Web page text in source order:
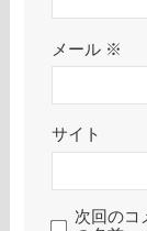
メール ※
サイト
次回のコ